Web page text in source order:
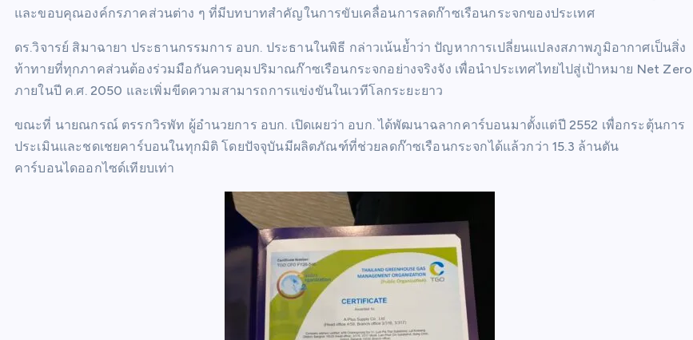
และขอบคุณองค์กรภาคส่วนต่าง ๆ ที่มีบทบาทสำคัญในการขับเคลื่อนการลดก๊าซเรือนกระจกของประเทศ
ดร.วิจารย์ สิมาฉายา ประธานกรรมการ อบก. ประธานในพิธี กล่าวเน้นย้ำว่า ปัญหาการเปลี่ยนแปลงสภาพภูมิอากาศเป็นสิ่ง
ท้าทายที่ทุกภาคส่วนต้องร่วมมือกันควบคุมปริมาณก๊าซเรือนกระจกอย่างจริงจัง เพื่อนำประเทศไทยไปสู่เป้าหมาย Net Zero
ภายในปี ค.ศ. 2050 และเพิ่มขีดความสามารถการแข่งขันในเวทีโลกระยะยาว
ขณะที่ นายณกรณ์ ตรรกวิรพัท ผู้อำนวยการ อบก. เปิดเผยว่า อบก. ได้พัฒนาฉลากคาร์บอนมาตั้งแต่ปี 2552 เพื่อกระตุ้นการ
ประเมินและชดเชยคาร์บอนในทุกมิติ โดยปัจจุบันมีผลิตภัณฑ์ที่ช่วยลดก๊าซเรือนกระจกได้แล้วกว่า 15.3 ล้านตัน
คาร์บอนไดออกไซด์เทียบเท่า